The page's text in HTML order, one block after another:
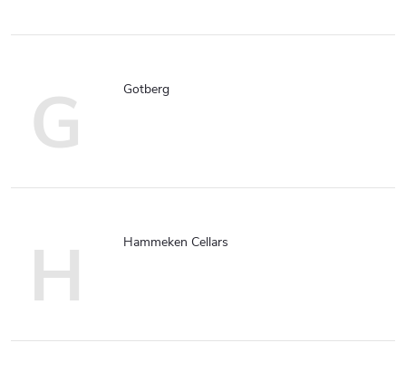
G Gotberg
H Hammeken Cellars